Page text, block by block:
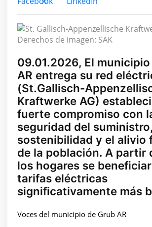
Derechos de imagen: SAK
09.01.2026, El
AR entrega su red
(St.Gallisch-
Kraftwerke AG)
fuerte compromiso con
seguridad del
sostenibilidad y el alivio
de la población. A partir
los hogares se
tarifas eléctricas
significativamente más
Voces del municipio de Grub AR